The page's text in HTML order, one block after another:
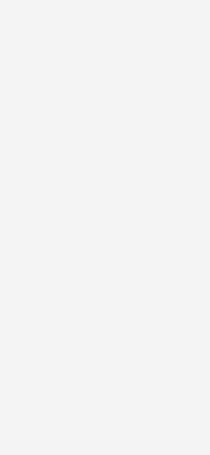
106 g/km; CO₂-Klasse:
110 g/km; CO₂-
g/km; CO₂-Klasse: D
119 g/km; CO₂-Klasse: D
129 g/km; CO₂-
120 g/km; CO₂-Klasse:
130 g/km; CO₂-
Emission: 129 g/km;
CO₂-Emission: 137 g/
129 g/km;
CO₂-Emission: 138 g/
113 g/km; CO₂-Klasse: C